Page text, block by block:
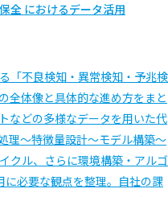
全 におけるデータ活用
「不良検知・異常検知・予兆検
全体像と具体的な進め方をまと
などの多様なデータを用いた代
理〜特徴量設計〜モデル構築〜
クル、さらに環境構築・アルゴ
に必要な観点を整理。自社の課